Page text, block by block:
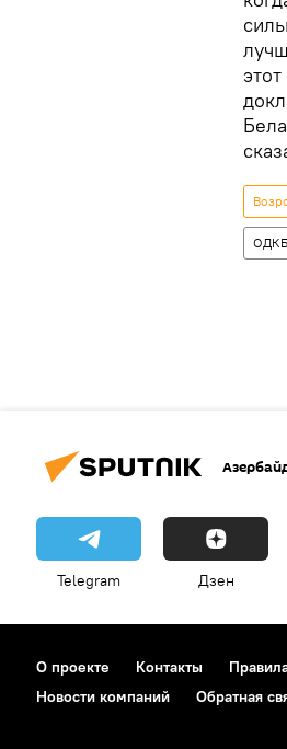
ОДКБ
Telegram Дзен
О проекте Контакты
Новости компаний
Обратная